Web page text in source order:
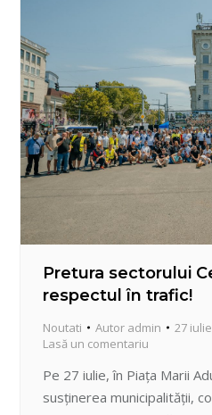
Pretura sectorului
respectul în trafic!
Noutati Autor admin
27
Lasă un comentariu
Pe 27 iulie, în Piața Marii
susținerea municipalității,